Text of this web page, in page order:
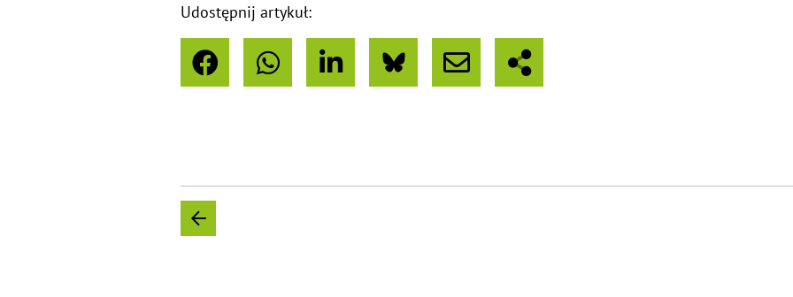
Udostępnij artykuł: